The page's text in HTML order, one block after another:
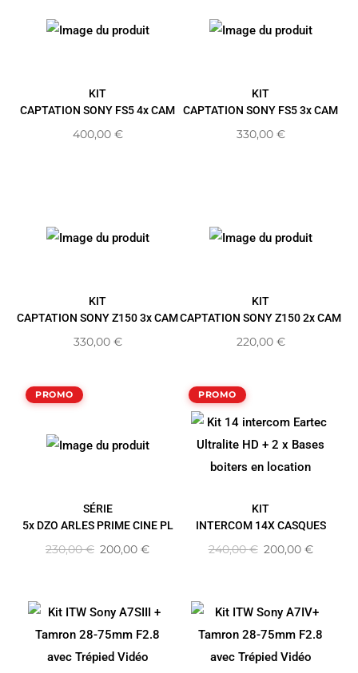
KIT
CAPTATION SONY FS5 4x CAM
400,00 €
KIT
CAPTATION SONY FS5 3x CAM
330,00 €
KIT
CAPTATION SONY Z150 3x CAM
330,00 €
KIT
CAPTATION SONY Z150 2x CAM
220,00 €
PROMO
SÉRIE
5x DZO ARLES PRIME CINE PL
230,00€ 200,00 €
PROMO
KIT
INTERCOM 14X CASQUES
240,00€ 200,00 €